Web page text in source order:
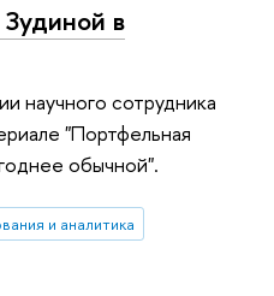
в
научного сотрудника
"Портфельная
обычной".
и аналитика